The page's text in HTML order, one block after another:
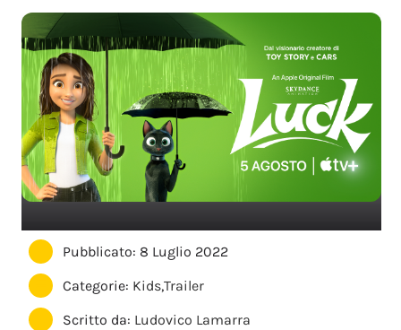
Pubblicato: 8 Luglio 2022
Categorie: Kids,Trailer
Scritto da: Ludovico Lamarra